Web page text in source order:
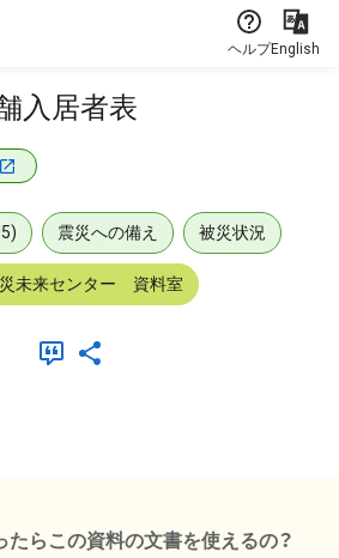
ヘルプEnglish
入居者表
震災への備え 被災状況
未来センター 資料室
たらこの資料の文書を使えるの？